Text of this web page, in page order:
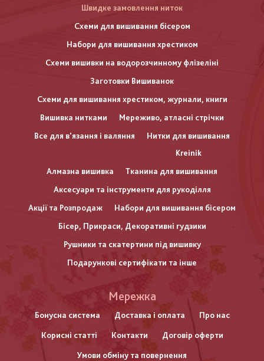
Швидке замовлення ниток
Схеми для вишивання бісером
Набори для вишивання хрестиком
Схеми вишивки на водорозчинному флізеліні
Заготовки Вишиванок
Схеми для вишивання хрестиком, журнали, книги
Вишивка нитками
Мереживо, атласні стрічки
Все для в'язання і валяння
Нитки для вишивання
Kreinik
Алмазна вишивка
Тканина для вишивання
Аксесуари та інструменти для рукоділля
Акції та Розпродаж
Набори для вишивання бісером
Бісер, Прикраси, Декоративні гудзики
Рушники та скатертини під вишивку
Подарункові сертифікати та інше
нижнього
колонтитулу
Мережка
Бонусна система Доставка і оплата Про нас
Корисні статті Контакти Договір оферти
Умови обміну та повернення